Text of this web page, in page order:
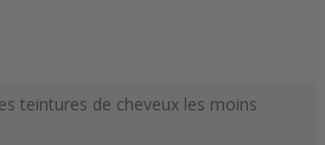
teintures de cheveux les moins